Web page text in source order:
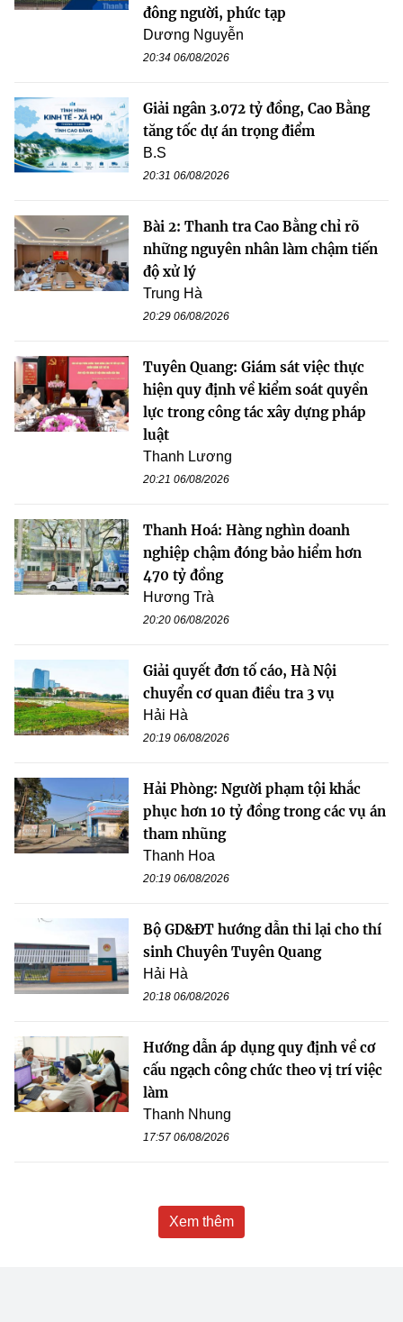
đông người, phức tạp
Dương Nguyễn
20:34 06/08/2026
Giải ngân 3.072 tỷ đồng, Cao Bằng
tăng tốc dự án trọng điểm
B.S
20:31 06/08/2026
Bài 2: Thanh tra Cao Bằng chỉ rõ
những nguyên nhân làm chậm tiến
độ xử lý
Trung Hà
20:29 06/08/2026
Tuyên Quang: Giám sát việc thực
hiện quy định về kiểm soát quyền
lực trong công tác xây dựng pháp
luật
Thanh Lương
20:21 06/08/2026
Thanh Hoá: Hàng nghìn doanh
nghiệp chậm đóng bảo hiểm hơn
470 tỷ đồng
Hương Trà
20:20 06/08/2026
Giải quyết đơn tố cáo, Hà Nội
chuyển cơ quan điều tra 3 vụ
Hải Hà
20:19 06/08/2026
Hải Phòng: Người phạm tội khắc
phục hơn 10 tỷ đồng trong các vụ án
tham nhũng
Thanh Hoa
20:19 06/08/2026
Bộ GD&ĐT hướng dẫn thi lại cho thí
sinh Chuyên Tuyên Quang
Hải Hà
20:18 06/08/2026
Hướng dẫn áp dụng quy định về cơ
cấu ngạch công chức theo vị trí việc
làm
Thanh Nhung
17:57 06/08/2026
Xem thêm